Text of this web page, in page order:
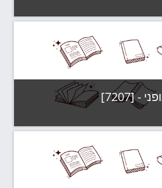
לימוד
- [7207]
לימוד